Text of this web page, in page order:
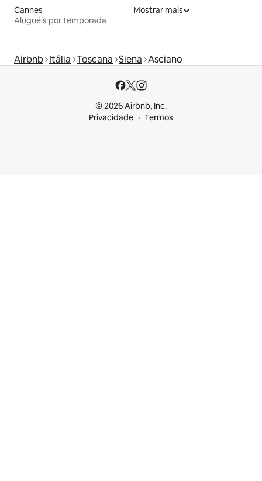
Cannes
Aluguéis por temporada
Mostrar mais
Airbnb Itália Toscana Siena Asciano
© 2026 Airbnb, Inc.
Privacidade
Termos